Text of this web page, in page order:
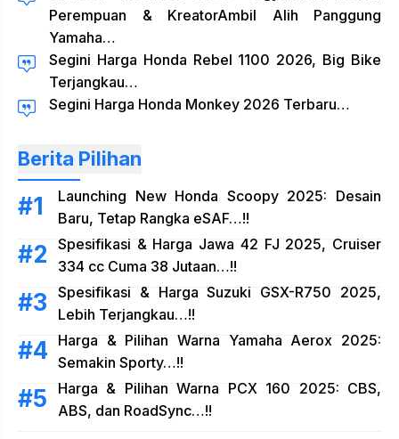
Perempuan & KreatorAmbil Alih Panggung
Yamaha…
Segini Harga Honda Rebel 1100 2026, Big Bike
Terjangkau…
Segini Harga Honda Monkey 2026 Terbaru…
Berita Pilihan
Launching New Honda Scoopy 2025: Desain
Baru, Tetap Rangka eSAF…!!
Spesifikasi & Harga Jawa 42 FJ 2025, Cruiser
334 cc Cuma 38 Jutaan…!!
Spesifikasi & Harga Suzuki GSX-R750 2025,
Lebih Terjangkau…!!
Harga & Pilihan Warna Yamaha Aerox 2025:
Semakin Sporty…!!
Harga & Pilihan Warna PCX 160 2025: CBS,
ABS, dan RoadSync…!!